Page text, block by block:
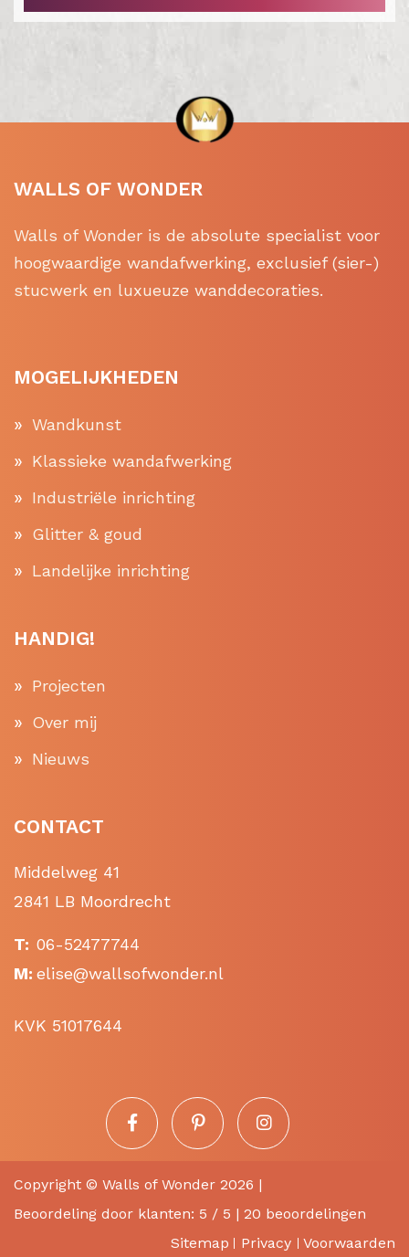
WALLS OF WONDER
Walls of Wonder is de absolute specialist voor
hoogwaardige wandafwerking, exclusief (sier-)
stucwerk en luxueuze wanddecoraties.
MOGELIJKHEDEN
Wandkunst
Klassieke wandafwerking
Industriële inrichting
Glitter & goud
Landelijke inrichting
HANDIG!
Projecten
Over mij
Nieuws
CONTACT
Middelweg 41
2841 LB Moordrecht
T: 06-52477744
M: elise@wallsofwonder.nl
KVK 51017644
Copyright © Walls of Wonder 2026 |
Beoordeling door klanten: 5 / 5 | 20 beoordelingen
Sitemap
Privacy Voorwaarden